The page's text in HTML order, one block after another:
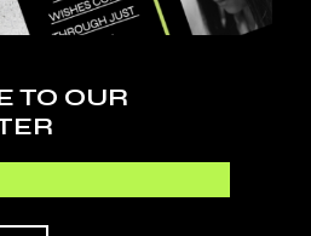
TO OUR
be published.